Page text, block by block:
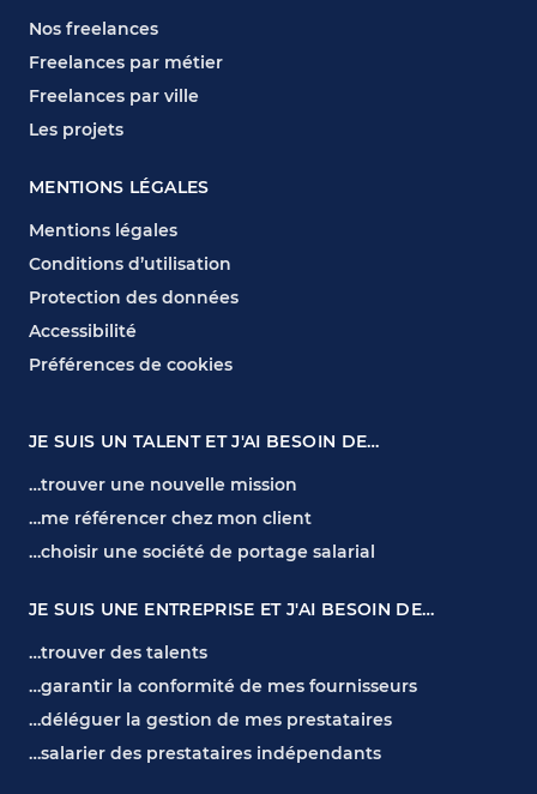
Nos freelances
Freelances par métier
Freelances par ville
Les projets
MENTIONS LÉGALES
Mentions légales
Conditions d’utilisation
Protection des données
Accessibilité
Préférences de cookies
JE SUIS UN TALENT ET J'AI BESOIN DE…
…trouver une nouvelle mission
…me référencer chez mon client
…choisir une société de portage salarial
JE SUIS UNE ENTREPRISE ET J'AI BESOIN DE…
…trouver des talents
…garantir la conformité de mes fournisseurs
…déléguer la gestion de mes prestataires
…salarier des prestataires indépendants